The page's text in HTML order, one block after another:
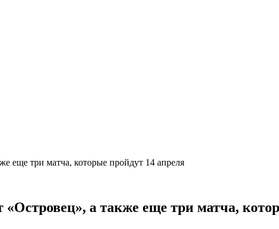
еще три матча, которые пройдут 14 апреля
а также еще три матча,